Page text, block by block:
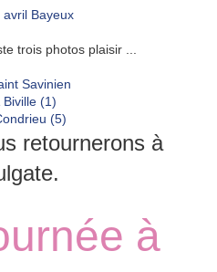
trois photos plaisir ...
retournerons à
à